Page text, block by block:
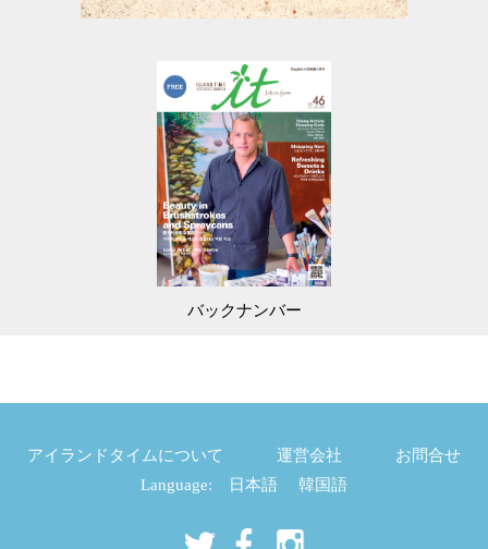
バックナンバー
アイランドタイムについて 運営会社
お問合せ
Language:
日本語 韓国語